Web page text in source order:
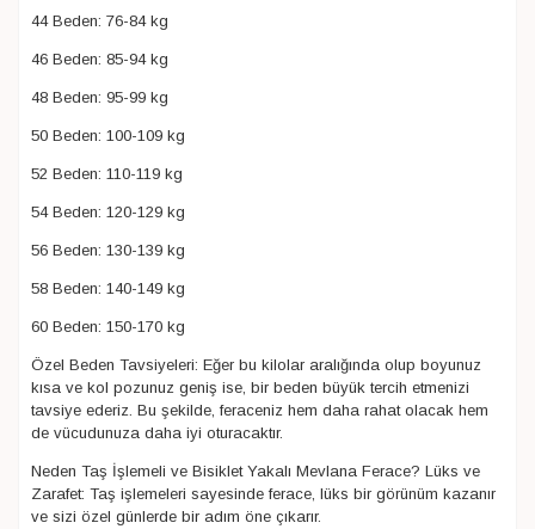
44 Beden: 76-84 kg
46 Beden: 85-94 kg
48 Beden: 95-99 kg
50 Beden: 100-109 kg
52 Beden: 110-119 kg
54 Beden: 120-129 kg
56 Beden: 130-139 kg
58 Beden: 140-149 kg
60 Beden: 150-170 kg
Özel Beden Tavsiyeleri: Eğer bu kilolar aralığında olup boyunuz
kısa ve kol pozunuz geniş ise, bir beden büyük tercih etmenizi
tavsiye ederiz. Bu şekilde, feraceniz hem daha rahat olacak hem
de vücudunuza daha iyi oturacaktır.
Neden Taş İşlemeli ve Bisiklet Yakalı Mevlana Ferace? Lüks ve
Zarafet: Taş işlemeleri sayesinde ferace, lüks bir görünüm kazanır
ve sizi özel günlerde bir adım öne çıkarır.